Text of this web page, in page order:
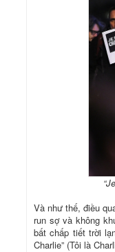
Và như thế, điều
run sợ và không
bất chấp tiết trời
Charlie” (Tôi là